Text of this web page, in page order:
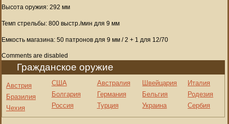
Высота оружия: 292 мм
Темп стрельбы: 800 выстр./мин для 9 мм
Емкость магазина: 50 патронов для 9 мм / 2 + 1 для 12/70
Comments are disabled
Гражданское оружие
Австрия
Бразилия
Чехия
США
Болгария
Россия
Австралия
Германия
Турция
Швейцария
Бельгия
Украина
Италия
Родезия
Сербия